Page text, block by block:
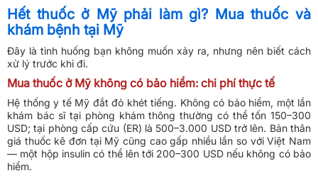
Hết thuốc ở Mỹ phải làm gì? Mua thuốc và
khám bệnh tại Mỹ
Đây là tình huống bạn không muốn xảy ra, nhưng nên biết cách
xử lý trước khi đi.
Mua thuốc ở Mỹ không có bảo hiểm: chi phí thực tế
Hệ thống y tế Mỹ đắt đỏ khét tiếng. Không có bảo hiểm, một lần
khám bác sĩ tại phòng khám thông thường có thể tốn 150–300
USD; tại phòng cấp cứu (ER) là 500–3.000 USD trở lên. Bản thân
giá thuốc kê đơn tại Mỹ cũng cao gấp nhiều lần so với Việt Nam
— một hộp insulin có thể lên tới 200–300 USD nếu không có bảo
hiểm.